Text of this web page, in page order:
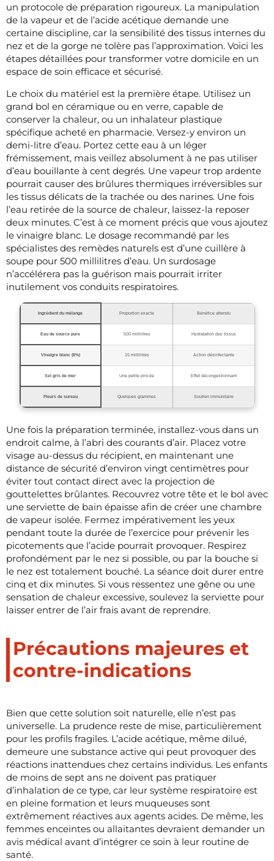
un protocole de préparation rigoureux. La manipulation
de la vapeur et de l’acide acétique demande une
certaine discipline, car la sensibilité des tissus internes du
nez et de la gorge ne tolère pas l’approximation. Voici les
étapes détaillées pour transformer votre domicile en un
espace de soin efficace et sécurisé.
Le choix du matériel est la première étape. Utilisez un
grand bol en céramique ou en verre, capable de
conserver la chaleur, ou un inhalateur plastique
spécifique acheté en pharmacie. Versez-y environ un
demi-litre d’eau. Portez cette eau à un léger
frémissement, mais veillez absolument à ne pas utiliser
d’eau bouillante à cent degrés. Une vapeur trop ardente
pourrait causer des brûlures thermiques irréversibles sur
les tissus délicats de la trachée ou des narines. Une fois
l’eau retirée de la source de chaleur, laissez-la reposer
deux minutes. C’est à ce moment précis que vous ajoutez
le vinaigre blanc. Le dosage recommandé par les
spécialistes des remèdes naturels est d’une cuillère à
soupe pour 500 millilitres d’eau. Un surdosage
n’accélérera pas la guérison mais pourrait irriter
inutilement vos conduits respiratoires.
Ingrédient du mélange Proportion exacte Bénéfice attendu
Eau de source pure 500 millilitres Hydratation des tissus
Vinaigre blanc (8%) 15 millilitres Action désinfectante
Sel gris de mer Une petite pincée Effet décongestionnant
Fleurs de sureau Quelques grammes Soutien immunitaire
Une fois la préparation terminée, installez-vous dans un
endroit calme, à l’abri des courants d’air. Placez votre
visage au-dessus du récipient, en maintenant une
distance de sécurité d’environ vingt centimètres pour
éviter tout contact direct avec la projection de
gouttelettes brûlantes. Recouvrez votre tête et le bol avec
une serviette de bain épaisse afin de créer une chambre
de vapeur isolée. Fermez impérativement les yeux
pendant toute la durée de l’exercice pour prévenir les
picotements que l’acide pourrait provoquer. Respirez
profondément par le nez si possible, ou par la bouche si
le nez est totalement bouché. La séance doit durer entre
cinq et dix minutes. Si vous ressentez une gêne ou une
sensation de chaleur excessive, soulevez la serviette pour
laisser entrer de l’air frais avant de reprendre.
Précautions majeures et
contre-indications
Bien que cette solution soit naturelle, elle n’est pas
universelle. La prudence reste de mise, particulièrement
pour les profils fragiles. L’acide acétique, même dilué,
demeure une substance active qui peut provoquer des
réactions inattendues chez certains individus. Les enfants
de moins de sept ans ne doivent pas pratiquer
d’inhalation de ce type, car leur système respiratoire est
en pleine formation et leurs muqueuses sont
extrêmement réactives aux agents acides. De même, les
femmes enceintes ou allaitantes devraient demander un
avis médical avant d’intégrer ce soin à leur routine de
santé.